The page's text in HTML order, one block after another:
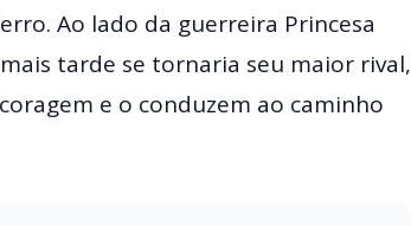
Ao lado da guerreira Princesa
tarde se tornaria seu maior rival,
e o conduzem ao caminho